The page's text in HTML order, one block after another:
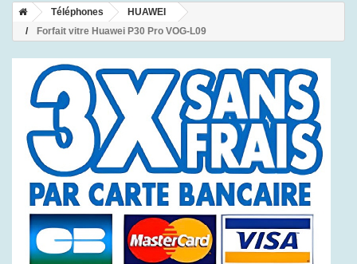
Téléphones
HUAWEI
Forfait vitre Huawei P30 Pro VOG-L09